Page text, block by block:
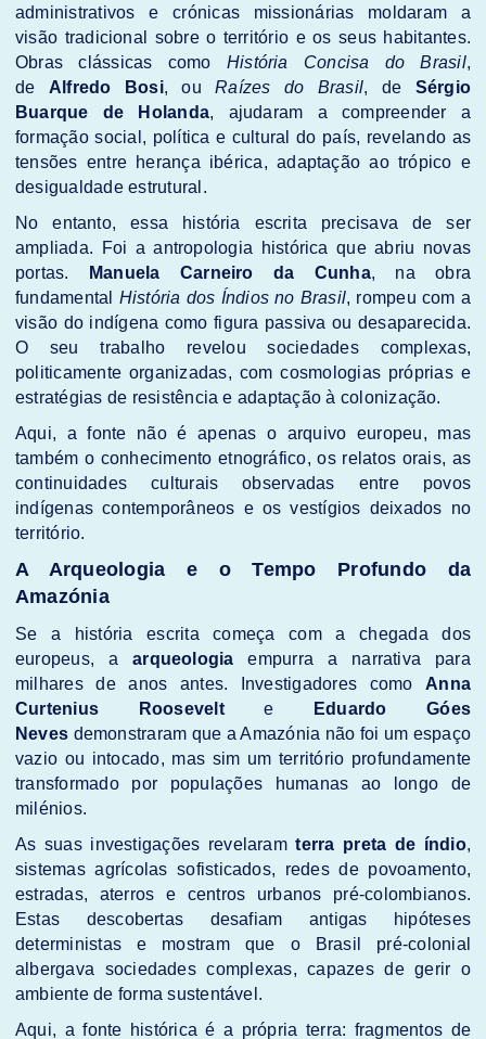
administrativos e crónicas missionárias moldaram a
visão tradicional sobre o território e os seus habitantes.
Obras clássicas como História Concisa do Brasil,
de Alfredo Bosi, ouRaízes do Brasil, de Sérgio
Buarque de Holanda, ajudaram a compreender a
formação social, política e cultural do país, revelando as
tensões entre herança ibérica, adaptação ao trópico e
desigualdade estrutural.
No entanto, essa história escrita precisava de ser
ampliada. Foi a antropologia histórica que abriu novas
portas.
Manuela Carneiro da Cunha, na obra
fundamental História dos Índios no Brasil, rompeu com a
visão do indígena como figura passiva ou desaparecida.
O seu trabalho revelou sociedades complexas,
politicamente organizadas, com cosmologias próprias e
estratégias de resistência e adaptação à colonização.
Aqui, a fonte não é apenas o arquivo europeu, mas
também o conhecimento etnográfico, os relatos orais, as
continuidades culturais observadas entre povos
indígenas contemporâneos e os vestígios deixados no
território.
A Arqueologia e o Tempo Profundo da
Amazónia
Se a história escrita começa com a chegada dos
europeus, aarqueologia empurra a narrativa para
milhares de anos antes. Investigadores como Anna
Curtenius Roosevelte
Eduardo Góes
Neves demonstraram que a Amazónia não foi um espaço
vazio ou intocado, mas sim um território profundamente
transformado por populações humanas ao longo de
milénios.
As suas investigações revelaramterra preta de índio,
sistemas agrícolas sofisticados, redes de povoamento,
estradas, aterros e centros urbanos pré-colombianos.
Estas descobertas desafiam antigas hipóteses
deterministas e mostram que o Brasil pré-colonial
albergava sociedades complexas, capazes de gerir o
ambiente de forma sustentável.
Aqui, a fonte histórica é a própria terra: fragmentos de